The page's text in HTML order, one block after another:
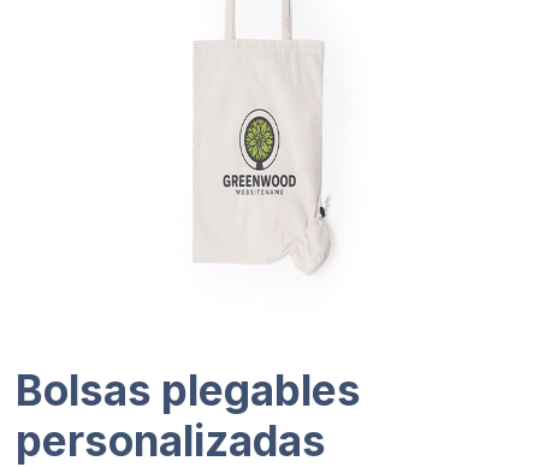
Bolsas plegables
personalizadas